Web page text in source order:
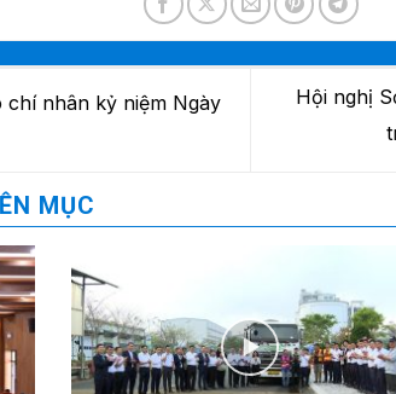
chí nhân kỷ niệm Ngày
Hội nghị
MỤC